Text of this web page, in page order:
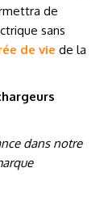
de
sans
de vie de la
dans notre